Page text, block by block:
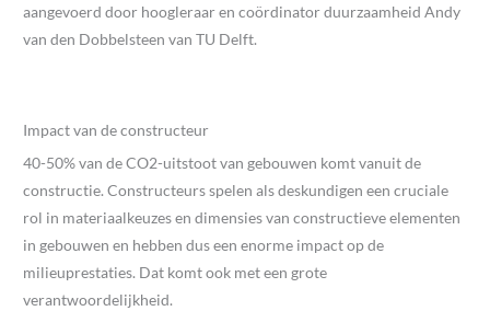
aangevoerd door hoogleraar en coördinator duurzaamheid Andy
van den Dobbelsteen van TU Delft.
Impact van de constructeur
40-50% van de CO2-uitstoot van gebouwen komt vanuit de
constructie. Constructeurs spelen als deskundigen een cruciale
rol in materiaalkeuzes en dimensies van constructieve elementen
in gebouwen en hebben dus een enorme impact op de
milieuprestaties. Dat komt ook met een grote
verantwoordelijkheid.